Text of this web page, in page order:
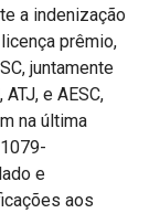
a indenização
prêmio,
juntamente
e AESC,
na última
e
aos